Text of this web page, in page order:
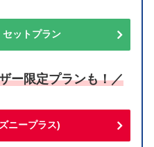
ットプラン
ー限定プランも！／
ニープラス)